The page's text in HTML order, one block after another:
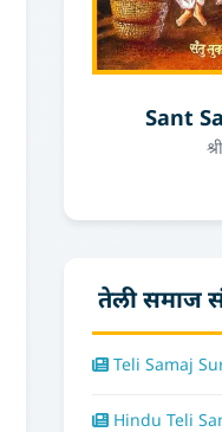
Sant
तेली समाज
Teli Samaj
Hindu Teli